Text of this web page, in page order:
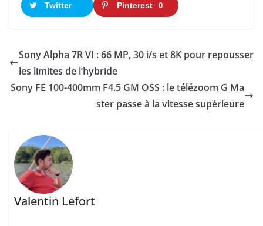
Twitter Pinterest 0
Sony Alpha 7R VI : 66 MP, 30 i/s et 8K pour repousser
les limites de l’hybride
Sony FE 100-400mm F4.5 GM OSS : le télézoom G Ma
ster passe à la vitesse supérieure
Valentin Lefort